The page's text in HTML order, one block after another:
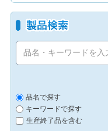
品名で探す
キーワードで探す
生産終了品を含む